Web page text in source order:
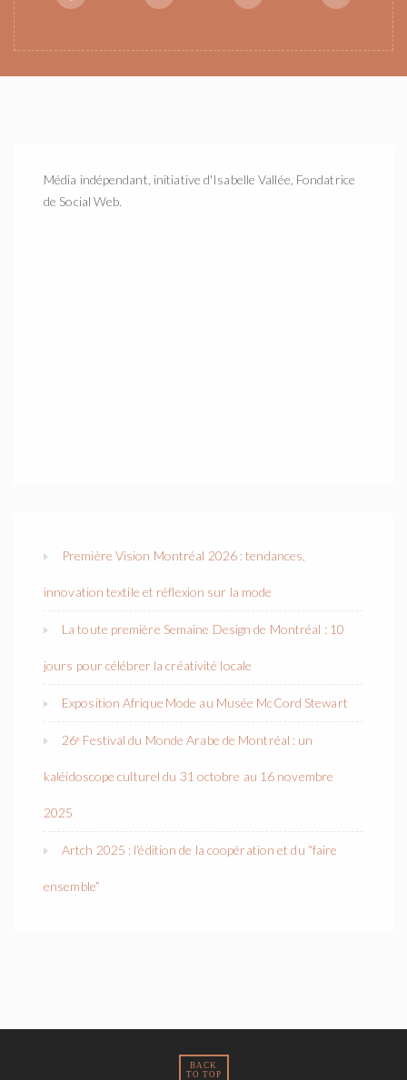
Média indépendant, initiative d'Isabelle Vallée, Fondatrice
de Social Web.
Première Vision Montréal 2026 : tendances,
innovation textile et réflexion sur la mode
La toute première Semaine Design de Montréal : 10
jours pour célébrer la créativité locale
Exposition Afrique Mode au Musée McCord Stewart
26ᵉ Festival du Monde Arabe de Montréal : un
kaléidoscope culturel du 31 octobre au 16 novembre
2025
Artch 2025 : l’édition de la coopération et du “faire
ensemble”
BACK
TO TOP